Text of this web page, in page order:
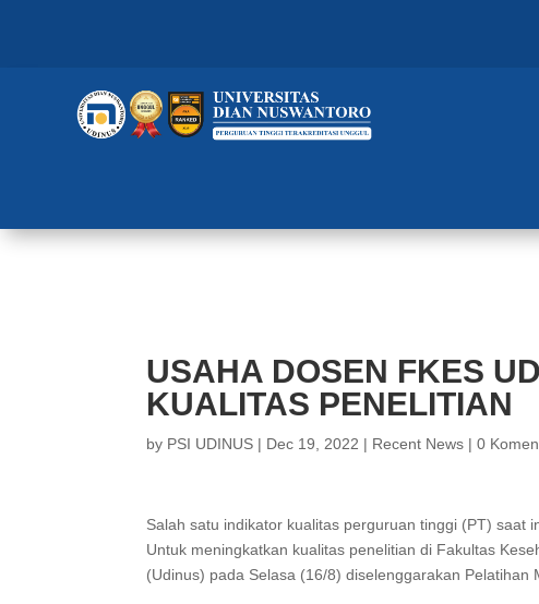
USAHA DOSEN FKES
KUALITAS PENELITIAN
by PSI UDINUS | Dec 19, 2022 | Recent News |0
Salah satu indikator kualitas perguruan tinggi (PT) saat
Untuk meningkatkan kualitas penelitian di Fakultas
(Udinus) pada Selasa (16/8) diselenggarakan Pelatihan